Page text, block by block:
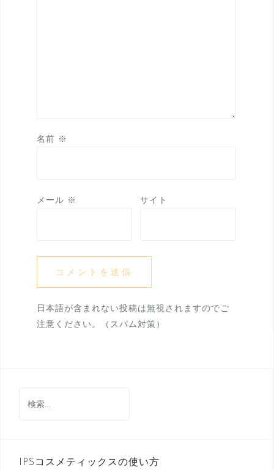
名前 ※
メール ※ サイト
日本語が含まれない投稿は無視されますのでご
注意ください。（スパム対策）
索:
IPSコスメティックスの使い方